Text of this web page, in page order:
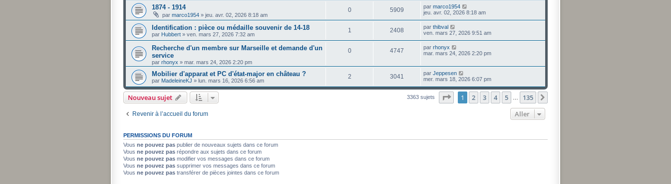
1874 - 1914
par marco1954 » jeu. avr. 02, 2026 8:18 am
0 5909 par marco1954
jeu. avr. 02, 2026 8:18 am
Identification : pièce ou médaille souvenir de 14-18
par Hubbert » ven. mars 27, 2026 7:32 am
1 2408 par thibval
ven. mars 27, 2026 9:51 am
Recherche d'un membre sur Marseille et demande d'un
service
par rhonyx » mar. mars 24, 2026 2:20 pm
0 4747 par rhonyx
mar. mars 24, 2026 2:20 pm
Mobilier d'apparat et PC d'état-major en château ?
par MadeleineKJ » lun. mars 16, 2026 6:56 am
2 3041 par Jeppesen
mer. mars 18, 2026 6:07 pm
Nouveau sujet 3363 sujets Page sur135
1 2 3 4 5 135
Revenir à l’accueil du forum Aller
PERMISSIONS DU FORUM
Vous ne pouvez pas publier de nouveaux sujets dans ce forum
Vous ne pouvez pas répondre aux sujets dans ce forum
Vous ne pouvez pas modifier vos messages dans ce forum
Vous ne pouvez pas supprimer vos messages dans ce forum
Vous ne pouvez pas transférer de pièces jointes dans ce forum